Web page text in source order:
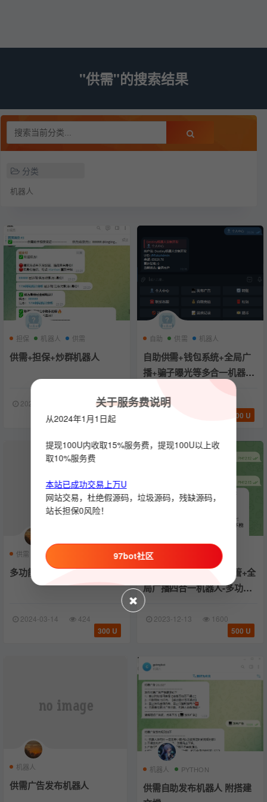
"供需"的搜索结果
分类
机器人
担保 机器人 供需
供需+担保+炒群机器人
2024-04-25
388 U
自助 供需 机器人
自助供需+钱包系统+全局广
播+骗子曝光等多合一机器人-
2024-04-09
500 U
供需 担保
多功能供需
2024-03-14 424
300 U
自动
自助供需+炒群+智能群管+全
局广播四合一机器人-多功能
版本
2023-12-13 1600
500 U
机器人
供需广告发布机器人
机器人 PYTHON
供需自助发布机器人 附搭建
关于服务费说明
从2024年1月1日起
提现100U内收取15%服务费，提现100U以上收
取10%服务费
本站已成功交易上万U
网站交易，杜绝假源码，垃圾源码，残缺源码，
站长担保0风险！
97bot社区